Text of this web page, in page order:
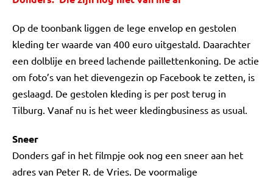
Op de toonbank liggen de lege envelop en gestolen
kleding ter waarde van 400 euro uitgestald. Daarachter
een dolblije en breed lachende paillettenkoning. De actie
om foto’s van het dievengezin op Facebook te zetten, is
geslaagd. De gestolen kleding is per post terug in
Tilburg. Vanaf nu is het weer kledingbusiness as usual.
Sneer
Donders gaf in het filmpje ook nog een sneer aan het
adres van Peter R. de Vries. De voormalige